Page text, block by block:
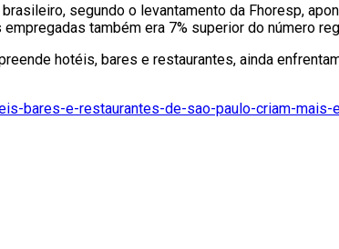
segundo o levantamento da Fhoresp,
também era 7% superior do número
hotéis, bares e restaurantes, ainda
bares-e-restaurantes-de-sao-paulo-criam-